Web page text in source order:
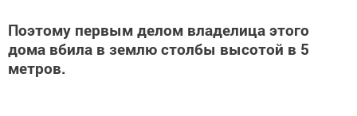
Поэтому первым делом владелица этого
дома вбила в землю столбы высотой в 5
метров.